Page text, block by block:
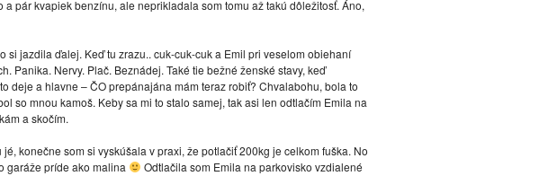
pár kvapiek benzínu, ale neprikladala som tomu až takú dôležitosť. Áno,
si jazdila ďalej. Keď tu zrazu.. cuk-cuk-cuk a Emil pri veselom obiehaní
Panika. Nervy. Plač. Beznádej. Také tie bežné ženské stavy, keď
deje a hlavne – ČO prepánajána mám teraz robiť? Chvalabohu, bola to
so mnou kamoš. Keby sa mi to stalo samej, tak asi len odtlačím Emila na
a skočím.
konečne som si vyskúšala v praxi, že potlačiť 200kg je celkom fuška. No
garáže príde ako malina
Odtlačila som Emila na parkovisko vzdialené